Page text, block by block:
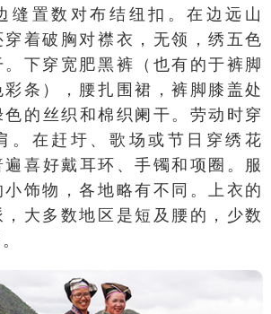
缝置数对布结纽扣。在边远山
穿着破胸对襟衣，无领，绣五色
下穿宽肥黑裤（也有的于裤脚
条），腰扎围裙，裤脚膝盖处
的 丝织 和棉织阑干。劳动时穿
。在赶圩、 歌场或节日穿绣花
喜好戴耳环、手镯和 项圈 。服
饰物，各地略有不同。上衣的
大多数地区是短及腰的，少数